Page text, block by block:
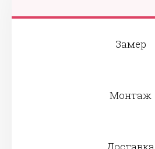
Замер
Монтаж
Доставка